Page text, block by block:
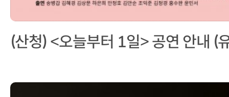
(산청) <오늘부터 1일> 공연 안내 (